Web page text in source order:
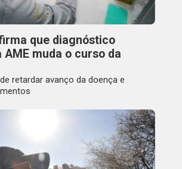
que diagnóstico
AME muda o curso da
retardar avanço da doença e